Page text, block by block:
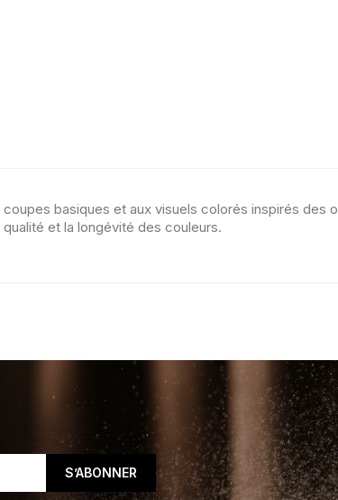
basiques et aux visuels colorés inspirés des
et la longévité des couleurs.